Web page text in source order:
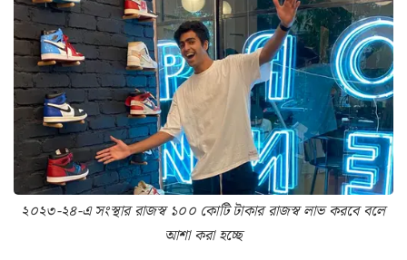
২০২৩-২৪-এ সংস্থার রাজস্ব ১০০ কোটি টাকার রাজস্ব লাভ করবে বলে
আশা করা হচ্ছে